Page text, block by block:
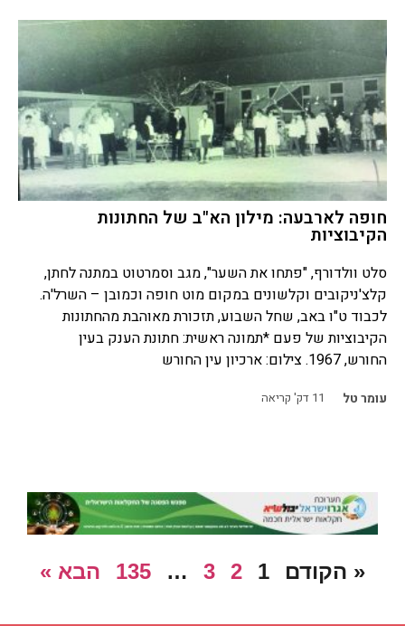
חופה לארבעה: מילון הא"ב של החתונות
הקיבוציות
סלט וולדורף, "פתחו את השער", מגב וסמרטוט במתנה לחתן,
קלצ'ניקובים וקלשונים במקום מוט חופה וכמובן – השרל'ה.
לכבוד ט"ו באב, שחל השבוע, תזכורת מאוהבת מהחתונות
הקיבוציות של פעם *תמונה ראשית: חתונת הענק בעין
החורש, 1967. צילום: ארכיון עין החורש
עומר טל 11 דק' קריאה
« הקודם 1
2
3
…
135 הבא »